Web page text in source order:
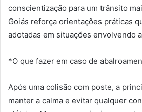
conscientização para um trânsito
Goiás reforça orientações práticas
adotadas em situações envolvendo
*O que fazer em caso de
Após uma colisão com poste, a
manter a calma e evitar qualquer